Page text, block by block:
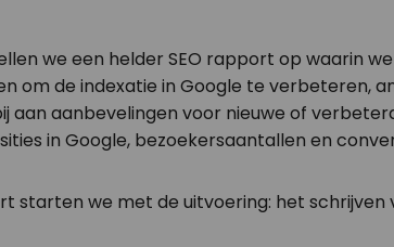
we een helder SEO rapport op waarin
om de indexatie in Google te verbeteren,
aanbevelingen voor nieuwe of
in Google, bezoekersaantallen en
starten we met de uitvoering: het